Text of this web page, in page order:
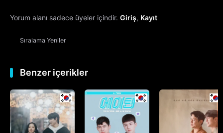
Yorum alanı sadece üyeler içindir. Giriş, Kayıt
Sıralama Yeniler
Benzer içerikler